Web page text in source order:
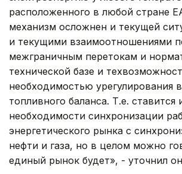
расположенного в любой стране
механизм осложнен и текущей
и текущими взаимоотношениями
межграничным перетокам и
технической базе и
необходимостью урегулирования
топливного баланса. Т.е. ставится
необходимости синхронизации
энергетического рынка с
нефти и газа, но в целом можно
единый рынок будет», - уточнил он